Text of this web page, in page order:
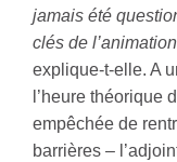
jamais été
clés de
explique-t-elle. A
l’heure théorique
empêchée de
barrières –